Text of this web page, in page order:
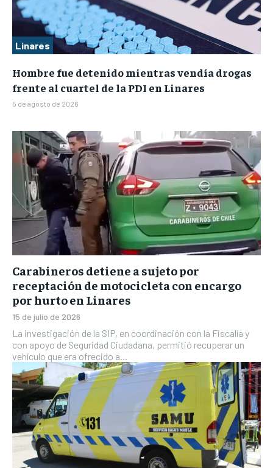
Linares
Hombre fue detenido mientras vendía drogas
frente al cuartel de la PDI en Linares
5 de agosto de 2026
Carabineros detiene a sujeto por
receptación de motocicleta con encargo
por hurto en Linares
15 de julio de 2026
La investigación de la SIP, en coordinación con la Fiscalía y
con apoyo de Seguridad Ciudadana, permitió recuperar un
vehículo que era ofrecido a...